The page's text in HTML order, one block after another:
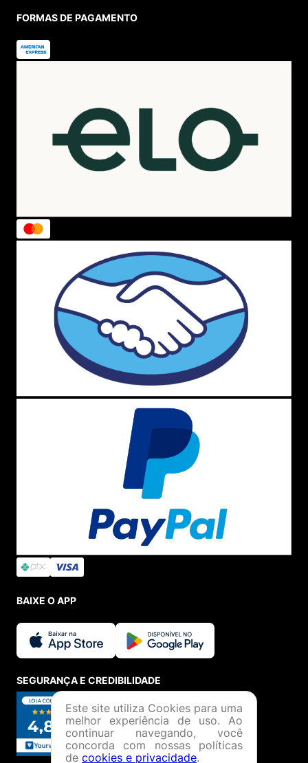
FORMAS DE PAGAMENTO
BAIXE O APP
SEGURANÇA E CREDIBILIDADE
Este site utiliza Cookies para uma
melhor experiência de uso. Ao
continuar navegando, você
concorda com nossas políticas
de cookies e privacidade.